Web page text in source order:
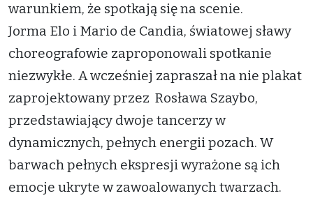
warunkiem, że spotkają się na scenie.
Jorma Elo i Mario de Candia, światowej sławy
choreografowie zaproponowali spotkanie
niezwykłe. A wcześniej zapraszał na nie plakat
zaprojektowany przez Rosława Szaybo,
przedstawiający dwoje tancerzy w
dynamicznych, pełnych energii pozach. W
barwach pełnych ekspresji wyrażone są ich
emocje ukryte w zawoalowanych twarzach.